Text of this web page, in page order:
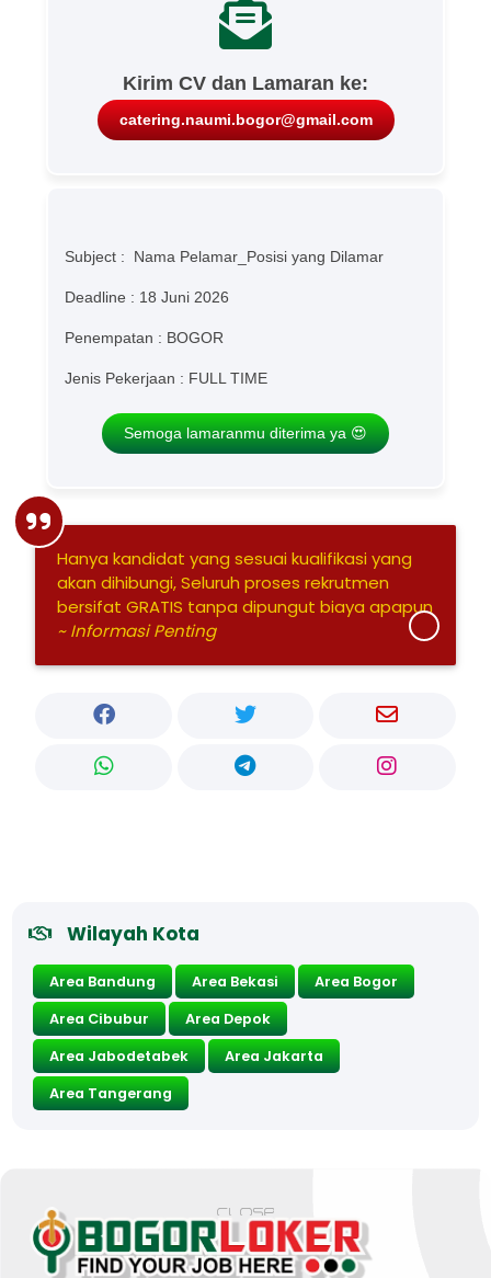
Kirim CV dan Lamaran ke:
catering.naumi.bogor@gmail.com
Subject : Nama Pelamar_Posisi yang Dilamar
Deadline : 18 Juni 2026
Penempatan : BOGOR
Jenis Pekerjaan : FULL TIME
Semoga lamaranmu diterima ya 😍
Hanya kandidat yang sesuai kualifikasi yang
akan dihibungi, Seluruh proses rekrutmen
bersifat GRATIS tanpa dipungut biaya apapun
~ Informasi Penting
Wilayah Kota
Area Bandung Area Bekasi
Area Bogor
Area Cibubur
Area Depok
Area Jabodetabek
Area Jakarta
Area Tangerang